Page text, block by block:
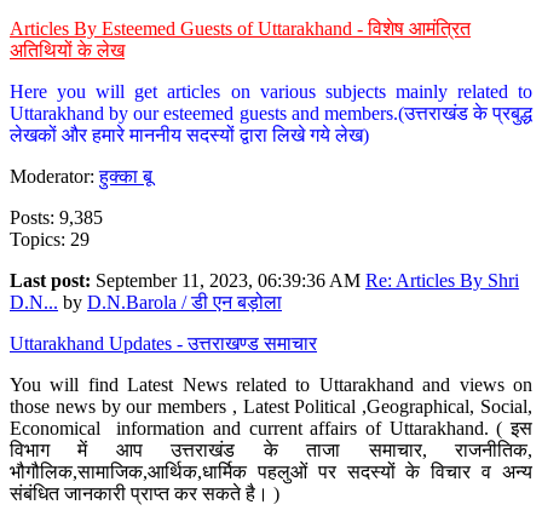
Articles By Esteemed Guests of Uttarakhand - विशेष आमंत्रित
अतिथियों के लेख
Here you will get articles on various subjects mainly related to
Uttarakhand by our esteemed guests and members.(उत्तराखंड के प्रबुद्ध
लेखकों और हमारे माननीय सदस्यों द्वारा लिखे गये लेख)
Moderator:हुक्का बू
Posts: 9,385
Topics: 29
Last post: September 11, 2023, 06:39:36 AM Re: Articles By Shri
D.N... by D.N.Barola / डी एन बड़ोला
Uttarakhand Updates - उत्तराखण्ड समाचार
You will find Latest News related to Uttarakhand and views on
those news by our members , Latest Political ,Geographical, Social,
Economical information and current affairs of Uttarakhand. ( इस
विभाग में आप उत्तराखंड के ताजा समाचार, राजनीतिक,
भौगौलिक,सामाजिक,आर्थिक,धार्मिक पहलुओं पर सदस्यों के विचार व अन्य
संबंधित जानकारी प्राप्त कर सकते है। )